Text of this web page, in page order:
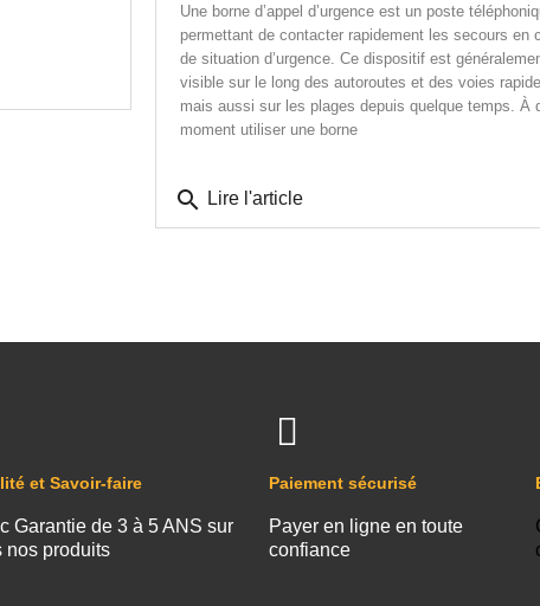
Une borne d’appel d’urgence est un poste
permettant de contacter rapidement les secours en
de situation d’urgence. Ce dispositif est
visible sur le long des autoroutes et des voies
mais aussi sur les plages depuis quelque temps. À
moment utiliser une borne
search Lire l'article
et Savoir-faire
Garantie de 3 à 5 ANS sur
nos produits
Paiement sécurisé
Payer en ligne en toute
confiance